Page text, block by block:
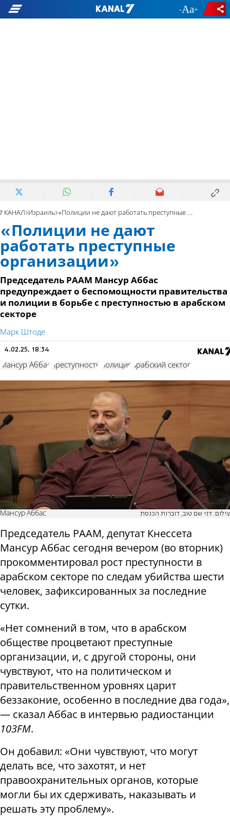
- +
7 КАНАЛ Израиль «Полиции не дают работать преступные организации»
«Полиции не дают
работать преступные
организации»
Председатель РААМ Мансур Аббас
предупреждает о беспомощности правительства
и полиции в борьбе с преступностью в арабском
секторе
Марк Штоде
4.02.25, 18:34
Мансур Аббас преступность полиция арабский сектор
Мансур Аббас צילום: דני שם טוב, דוברות הכנסת
Председатель РААМ, депутат Кнессета
Мансур Аббас сегодня вечером (во вторник)
прокомментировал рост преступности в
арабском секторе по следам убийства шести
человек, зафиксированных за последние
сутки.
«Нет сомнений в том, что в арабском
обществе процветают преступные
организации, и, с другой стороны, они
чувствуют, что на политическом и
правительственном уровнях царит
беззаконие, особенно в последние два года»,
— сказал Аббас в интервью радиостанции
103FM.
Он добавил: «Они чувствуют, что могут
делать все, что захотят, и нет
правоохранительных органов, которые
могли бы их сдерживать, наказывать и
решать эту проблему».